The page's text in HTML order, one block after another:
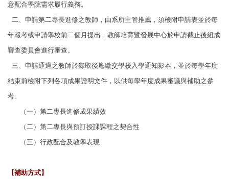
意配合學院需求履行義務。
二、申請第二專長進修之教師，由系所主管推薦，須檢附申請表並於每
年報考或申請學校前二個月提出，教師培育暨發展中心於申請截止後組成
審查委員會進行審查。
三、申請通過之教師於錄取後應繳交學校入學通知影本，並於每學年度
結束前檢附下列各項成果證明文件，以供每學年度成果審議與補助之參
考。
（一）第二專長進修成果績效
（二）第二專長與預訂授課課程之契合性
（三）行政配合及教學表現
【補助方式】